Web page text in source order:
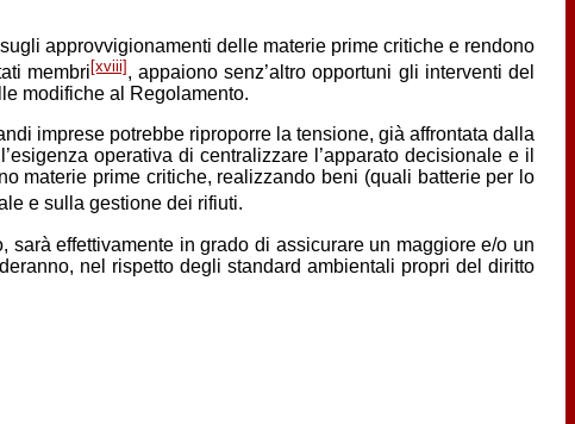
approvvigionamenti delle materie prime critiche e rendono
membri [xviii] , appaiono senz’altro opportuni gli interventi del
modifiche al Regolamento.
imprese potrebbe riproporre la tensione, già affrontata dalla
operativa di centralizzare l’apparato decisionale e il
materie prime critiche, realizzando beni (quali batterie per lo
e sulla gestione dei rifiuti.
effettivamente in grado di assicurare un maggiore e/o un
nel rispetto degli standard ambientali propri del diritto